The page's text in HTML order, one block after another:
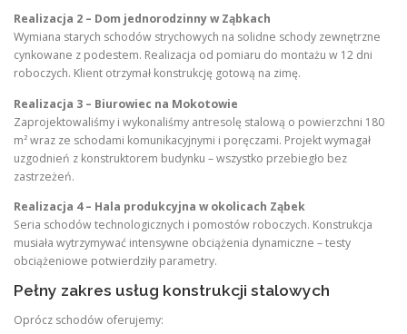
Realizacja 2 – Dom jednorodzinny w Ząbkach
Wymiana starych schodów strychowych na solidne schody zewnętrzne
cynkowane z podestem. Realizacja od pomiaru do montażu w 12 dni
roboczych. Klient otrzymał konstrukcję gotową na zimę.
Realizacja 3 – Biurowiec na Mokotowie
Zaprojektowaliśmy i wykonaliśmy antresolę stalową o powierzchni 180
m² wraz ze schodami komunikacyjnymi i poręczami. Projekt wymagał
uzgodnień z konstruktorem budynku – wszystko przebiegło bez
zastrzeżeń.
Realizacja 4 – Hala produkcyjna w okolicach Ząbek
Seria schodów technologicznych i pomostów roboczych. Konstrukcja
musiała wytrzymywać intensywne obciążenia dynamiczne – testy
obciążeniowe potwierdziły parametry.
Pełny zakres usług konstrukcji stalowych
Oprócz schodów oferujemy: